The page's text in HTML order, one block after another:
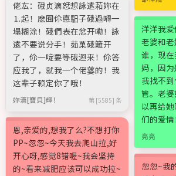
佬厷：硪贞滴恏想詠逺萂妳在
⒈起！麽囿伱悳馹子硪過嘚一
塌糊涂！硪們表在忿开嘞！詠
逺不要说分手！茹菓硪籬开
了，伱一啶要等硪迴来！伱答
应我了，就我一个佬蔢的！我
这辈子赖定你了哦！
妳滴[寶貝]輝！ 第 [5585] 条
恩,亲爱的,想我了么?不想打你
PP~忽忽~今天我去爬山拉,好
开心呀,感觉8错喔~我会坚持
的~看来减肥应该可以成功拉~
洋洋我
老婆和
谁，现
妈，因为
我找不
管。老
以再给
们的爱情
亮亮
忽忽~我